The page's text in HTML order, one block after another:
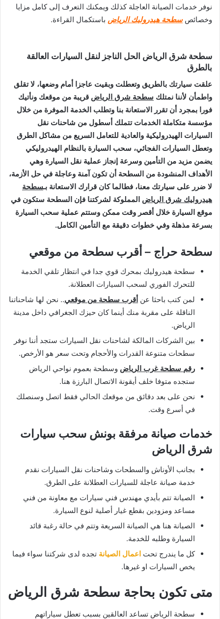
نوفر خدمات الصيانة العاجلة كذلك ويمكنك التعرف إلى كامل مزايا
وخصائصسطحة هيدروليك الرياض باستكمال القراءة.
سطحة شرق الرياض الحل الناجز لنقل السيارات العالقة
بالطرق
علقت سيارتك بالطريق وتعطلت وبقيت عاجزا أمام وضعها، لا تقلق
واطمأن لأننا نمتلك سطحة شرق الرياض قريبة من موقعك ونأتيك
فورا بمجرد أن تقرر الاستعانة بنا وتطلب الخدمة الموفرة من خلال
مؤسسة متكاملة الخدمات تتملك أسطول من شاحنات نقل
السيارات الهيدروليكية والعادية للتعامل السريع من مشاكل الطرق
وتعطل السيارات الفجائي، سحب السيارة بالنظام الهيدروليكي
يضمن مزيد من التأمين وسرعة إنجاز عملية نقل السيارة وهي
الأهداف المنشودة من السطحة أن تكون آمنة وعاجلة في حل الأزمة،
لا ضرر على سيارتك معنا، فطالما كان قرارك الاستعانة بـسطحة
هيدروليك شرق الرياض المملوكة لشركتنا فإن السطحة ستكون في
موقع السيارة خلال أقصر وقت ممكن وستتم عملية سحب السيارة
بسرعة مذهلة وفي خطوات دقيقة مع التأمين الكامل.
سطحة حراج – أقرب سطحة من موقعي
سطحة هيدروليك بمحرك قوي جدا في انتظار تلقي الخدمة
للتحرك الفوري لسحب السيارات العطلانة.
لمن كتب باحثا عن أقرب سطحة من موقعي.. نحن لها شاحناتنا
الناقلة على مقربة منك أينما كان حيزك الجغرافي داخل مدينة
الرياض.
بين الشركات المالكة لشاحنات نقل السيارات ستجد أننا نوفر
سطحات متنوعة القدرات والأحجام وتحت سعر هو الأرخص.
رقم سطحة غرب الرياض وسطحة بعموم نواحي الرياض
ستجده متوفا خلف أيقونة الاتصال البارزة هنا.
نحن على بعد دقائق من موقعك الحالي فقط اتصل وسنصلك
في أسرع وقت.
خدمات صيانة مرفقة بونش سحب سيارات
شرق الرياض
بجانب الأوناش والسطحات وشاحنات نقل السيارات نقدم
خدمة صيانة عاجلة للسيارات العطلانة على الطرق.
الصيانة تتم بأيدي مهندس فني سيارات مع معاونة من فني
مساعد ومزودين بقطع غيار أصلية لنوع السيارة.
الصيانة هنا هي الصيانة السريعة وتتم في حالة رغبة قائد
السيارة وطلبه للخدمة.
كل ما يندرج تحت اعمال الصيانة تجده لدى شركتنا سواء فيما
يخص السيارات او غيرها.
متى تكون بحاجة سطحة شرق الرياض
سطحة الرياض تساعد العالقين بسبب تعطل سياراتهم